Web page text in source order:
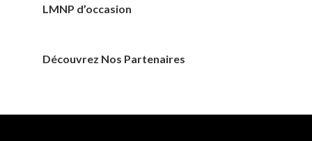
LMNP d’occasion
Découvrez Nos Partenaires